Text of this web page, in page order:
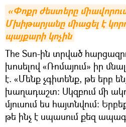
«Փոքր ժեստերը
Մխիթարյանը միացել է
պայքարի կոչին
The Sun-ին տրված
խոսելով «Ռոմայում» իր
է. «Մենք չգիտենք, թե երբ
խաղադաշտ: Սկզբում մի
մյուսում ես հայտնվում:
թե ինչ է սպասում քեզ